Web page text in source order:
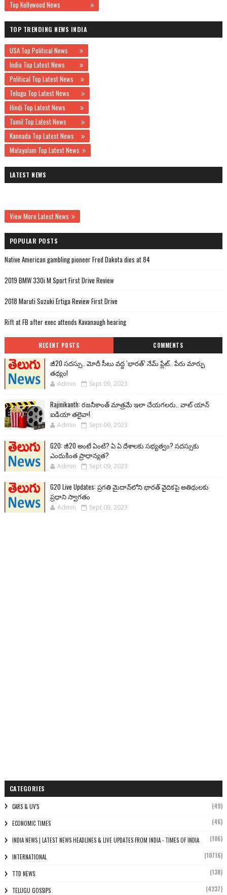
Top Kollywood News
TOP TRENDING NEWS INDIA
USA Top Political News
India Top Latest News
Political Top Latest News
Telugu Top Latest News
Hindi Top Latest News
Tamil Top Latest News
Kannada Top Latest News
Malayalam Top Latest News
LATEST NEWS
View More Latest News
POPULAR POSTS
Native American gambling pioneer Fred Dakota dies at 84
2019 BMW 330i M Sport First Drive Review
2018 Maruti Suzuki Ertiga Review First Drive
Rift at FB after exec attends Kavanaugh hearing
RECENT POSTS COMMENTS
జీ20 సదస్సు.. మోదీ సీటు వద్ద ‘భారత్’ నేమ్ ప్లేట్‌.. పేరు మార్పు
తథ్యం!
Admin Sept 09, 2023
Rajinikanth: రజనీకాంత్ మాత్రమే ఇలా చేయగలరు.. వాట్ యాన్
ఐడియా తలైవా!
Admin Sept 09, 2023
G20: జీ20 అంటే ఏంటి? ఏ ఏ దేశాలకు సభ్యత్వం? సదస్సుకు
ఎందుకింత ప్రాధాన్యత?
Admin Sept 09, 2023
G20 Live Updates: ప్రగతి మైదాన్‌లోని భారత్ వైదికపై అతిథులకు
ప్రధాని స్వాగతం
Admin Sept 09, 2023
CATEGORIES
CARS & UV'S (49)
ECONOMIC TIMES (46)
INDIA NEWS | LATEST NEWS HEADLINES & LIVE UPDATES FROM INDIA - TIMES OF INDIA (106)
INTERNATIONAL (10716)
TTD NEWS (138)
TELUGU GOSSIPS (4237)